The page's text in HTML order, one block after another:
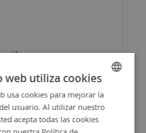
SPANISH
ENGLISH
web utiliza cookies
usa cookies para mejorar la
usuario. Al utilizar nuestro
acepta todas las cookies